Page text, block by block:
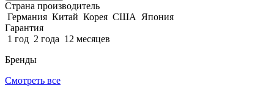
Страна производитель
Германия Китай Корея США
Япония
Гарантия
1 год 2 года 12 месяцев
Бренды
Смотреть все